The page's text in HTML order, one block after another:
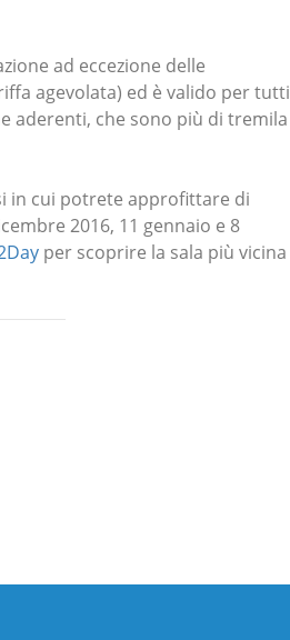
ad eccezione delle
agevolata) ed è valido per tutti
aderenti, che sono più di tremila
in cui potrete approfittare di
2016, 11 gennaio e 8
per scoprire la sala più vicina